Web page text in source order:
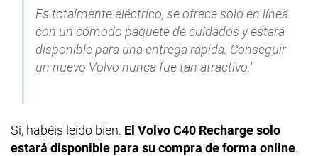
Es totalmente eléctrico, se ofrece solo en línea
con un cómodo paquete de cuidados y estará
disponible para una entrega rápida. Conseguir
un nuevo Volvo nunca fue tan atractivo."
Sí, habéis leído bien. El Volvo C40 Recharge solo
estará disponible para su compra de forma online.